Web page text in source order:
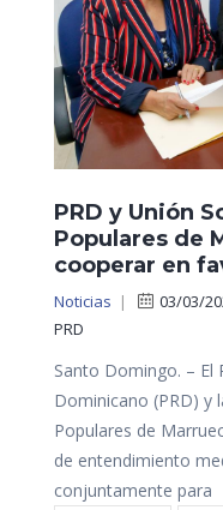
PRD y Unión
Populares de
cooperar en
Noticias | 03/03/
PRD
Santo Domingo. – El
Dominicano (PRD) y
Populares de
de entendimiento
conjuntamente para